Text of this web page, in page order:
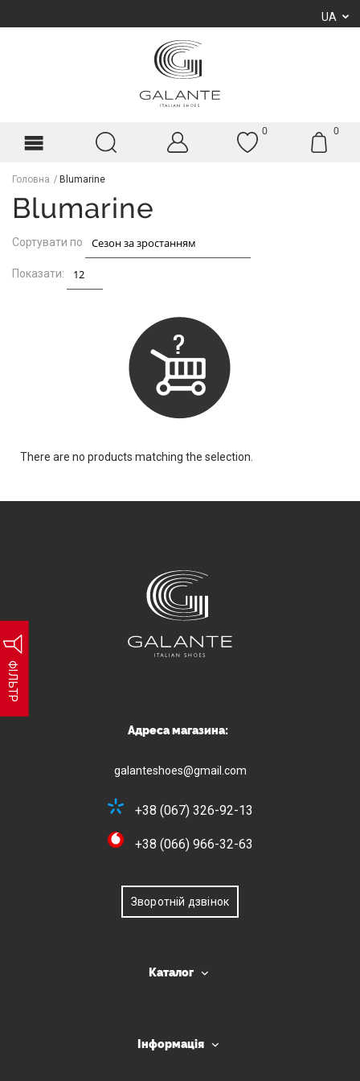
UA
0 0
Головна Blumarine
Blumarine
ФІЛЬТР
Сортувати по
Показати:
There are no products matching the selection.
Адреса магазина:
galanteshoes@gmail.com
+38 (067) 326-92-13
+38 (066) 966-32-63
Зворотній дзвінок
Каталог
Інформація